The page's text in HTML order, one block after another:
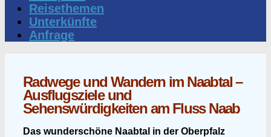
Reisethemen
Unterkünfte
Anfrage
Radwege und Wandern im Naabtal –
Ausflugsziele und
Sehenswürdigkeiten am Fluss Naab
Das wunderschöne Naabtal in der Oberpfalz